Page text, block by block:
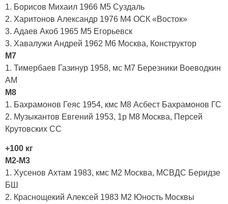
1. Борисов Михаил 1966 М5 Суздаль
2. Харитонов Александр 1976 М4 ОСК «Восток»
3. Адаев Акоб 1965 М5 Егорьевск
3. Хавалужи Андрей 1962 М6 Москва, Конструктор
М7
1. Тимербаев Газинур 1958, мс М7 Березники Воеводкин
АМ
М8
1. Бахрамонов Геяс 1954, кмс М8 Асбест Бахрамонов ГС
2. Музыкантов Евгений 1953, 1р М8 Москва, Персей
Крутовских СС
+100 кг
М2-М3
1. Хусенов Ахтам 1983, кмс М2 Москва, МСВДС Беридзе
БШ
2. Краснощекий Алексей 1983 М2 Юность Москвы